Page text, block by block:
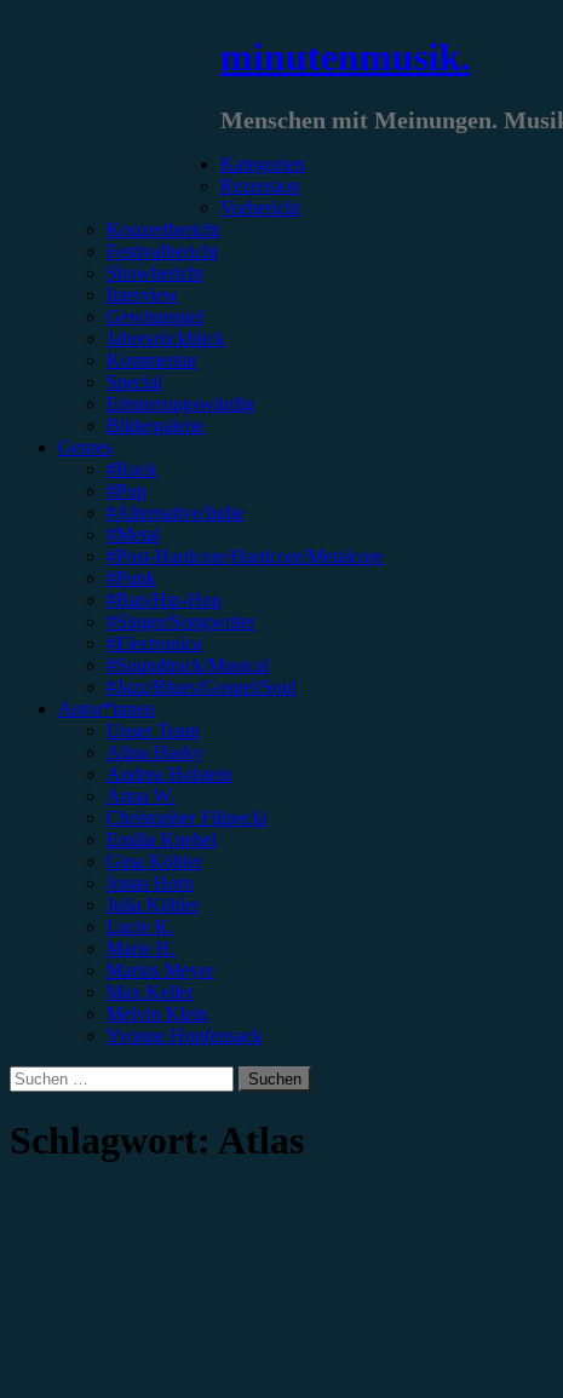
minutenmusik.
Menschen mit Meinungen.
Kategorien
Rezension
Vorbericht
Konzertbericht
Festivalbericht
Showbericht
Interview
Gewinnspiel
Jahresrückblick
Kommentar
Special
Erinnerungswürdig
Bildergalerie
Genres
#Rock
#Pop
#Alternative/Indie
#Metal
#Post-Hardcore/Hardcore/Metalcore
#Punk
#Rap/Hip-Hop
#Singer/Songwriter
#Electronica
#Soundtrack/Musical
#Jazz/Blues/Gospel/Soul
Autor*innen
Unser Team
Alina Hasky
Andrea Holstein
Anna W.
Christopher Filipecki
Emilia Knebel
Gina Köhler
Jonas Horn
Julia Köhler
Lucie K.
Marie H.
Marius Meyer
Max Keller
Melvin Klein
Yvonne Hopfensack
Suchen
nach:
Schlagwort: Atlas